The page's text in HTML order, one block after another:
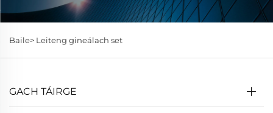
Baile> Leiteng gineálach set
GACH TÁIRGE